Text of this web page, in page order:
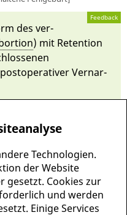
Feedback
des ver­
) mit Re­tenti­on
Ver­nar­
Technologien.
der Website
gesetzt. Cookies zur
und werden
Einige Services